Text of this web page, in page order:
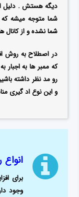
دیگه هستش . دلیل
شما متوجه میشه که
شما نشده و از
در اصطلاح به روش
که ممبر ها به اجبار
رو مد نظر داشته
و این نوع اد گیری
برای
وجود